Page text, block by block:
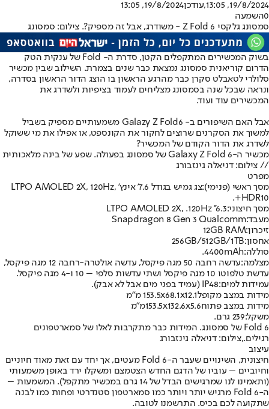
19/8/2024, 13:05
,עודכן19/8/2024, 13:05
0השמעה
סמסונג גלקסי Z Fold 6 - משודרג, אבל זה מספיק?. צילום: סמסונג
בשוק המכשירים המתקפלים הקטן, סדרת ה- Fold של ענקית הטק
הדרום קוריאנית סמסונג נמצאת כבר שנים בצמרת. השילוב שבין מכשיר
סלולרי לטאבלט סקרן כבר מהרגע הראשון בו הוצג הדור הראשון בסדרה,
ונראה שבכל שנה בסמסונג מצליחים לעמוד בציפיות ולשדרג את
המכשירים עוד ועוד.
אבל האם השיפורים ב- Galazy Z Fold6 משמעותיים מספיק בשביל
למשוך את הסקרנים שרוצים לחקור את הקונספט, או אפילו את מי ששוקל
לשדרג את הדור הקודם של המכשיר?
מכשיר ה-Galaxy Z Fold 6 של סמסונג בפעולה. שפע של בינה מלאכותית
// צילום: דניאלה גינזבורג
מפרט
מסך ראשי (פנימי):
צג גמיש בגודל 7.6’ אינץ' LTPO AMOLED 2X, 120Hz,
HDR10+.
מסך חיצוני:6.3’’ LTPO AMOLED 2X, .120Hz
מעבד:Snapdragon 8 Gen 3 Qualcomm
זיכרון:12GB RAM
אחסון:256GB/512GB/1TB
סוללה:4400mAh.
מצלמה:
עדשה רחבה 50 מגה פיקסל, עדשה אולטרה-רחבה 12 מגה פיקסל,
עדשת טלפוטו 10 מגה פיקסל ושתי עדשות סלפי – 10 ו-4 מגה פיקסל.
עמידות למים:IP48 (עמיד בפני מים אבל לא אבק).
מידות במצב מקופל153.5x68.1x12.1 מ"מ
מידות במצב פתוח153.5x132.6x5.6מ"מ
משקל:239 גרם.
Fold 6 של סמסונג. המידות כבר מתקרבות לאלו של סמארטפונים
רגילים.,צילום: דניאלה גינזבורג
עיצוב
חיצונית, השינויים שעבר ה-Fold 6 מעטים, אך יחד עם זאת מאוד חיוניים
וחיוביים – עוביו של הדגם החדש הצטמצם ומשקלו ירד באופן משמעותי
(ותאמינו לנו שמרגישים הבדל של 14 גרם במכשיר מתקפל). המשמעות –
ה-Fold 6 מרגיש יותר ויותר כמו סמארטפון סטנדרטי ופחות כמו לבנה
שתקועה לכם בכיס. התרשמנו לטובה.